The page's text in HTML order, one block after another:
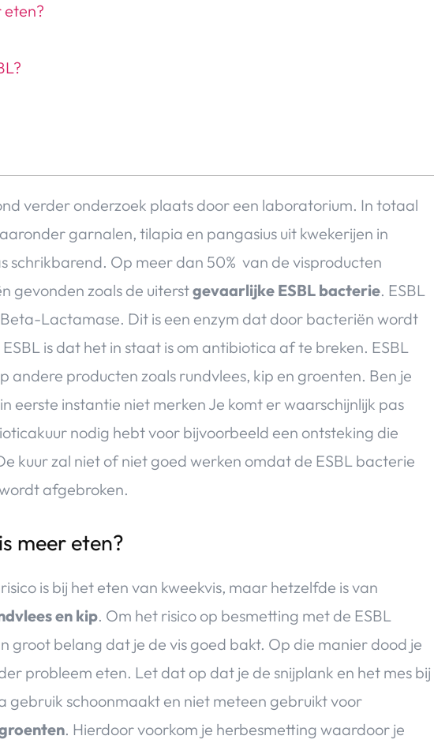
eten?
verder onderzoek plaats door een laboratorium. In totaal
garnalen, tilapia en pangasius uit kwekerijen in
schrikbarend. Op meer dan 50% van de visproducten
gevonden zoals de uiterstgevaarlijke ESBL bacterie. ESBL
Lactamase. Dit is een enzym dat door bacteriën wordt
is dat het in staat is om antibiotica af te breken. ESBL
andere producten zoals rundvlees, kip en groenten. Ben je
eerste instantie niet merken Je komt er waarschijnlijk pas
nodig hebt voor bijvoorbeeld een ontsteking die
kuur zal niet of niet goed werken omdat de ESBL bacterie
afgebroken.
meer eten?
is bij het eten van kweekvis, maar hetzelfde is van
en kip. Om het risico op besmetting met de ESBL
groot belang dat je de vis goed bakt. Op die manier dood je
probleem eten. Let dat op dat je de snijplank en het mes bij
gebruik schoonmaakt en niet meteen gebruikt voor
. Hierdoor voorkom je herbesmetting waardoor je